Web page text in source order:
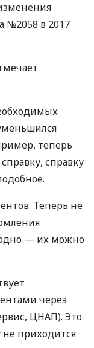
№2058 в 2017
теперь
справку
Теперь не
— их можно
через
ЦНАП). Это
не приходится